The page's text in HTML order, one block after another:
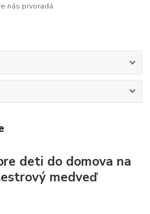
nás prvoradá
deti do domova na
medveď